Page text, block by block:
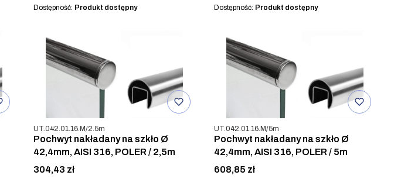
Dostępność: Produkt dostępny Dostępność: Produkt dostępny
Kod produktu
UT.042.01.16.M/2.5m
Pochwyt nakładany na szkło Ø
42,4mm, AISI 316, POLER / 2,5m
Cena
304,43 zł
Kod produktu
UT.042.01.16.M/5m
Pochwyt nakładany na szkło Ø
42,4mm, AISI 316, POLER / 5m
Cena
608,85 zł